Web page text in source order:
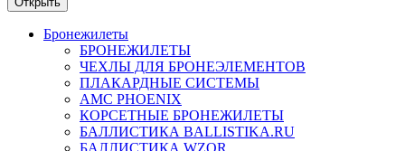
Бронежилеты
БРОНЕЖИЛЕТЫ
ЧЕХЛЫ ДЛЯ БРОНЕЭЛЕМЕНТОВ
ПЛАКАРДНЫЕ СИСТЕМЫ
АМС PHOENIX
КОРСЕТНЫЕ БРОНЕЖИЛЕТЫ
БАЛЛИСТИКА BALLISTIKA.RU
БАЛЛИСТИКА WZOR